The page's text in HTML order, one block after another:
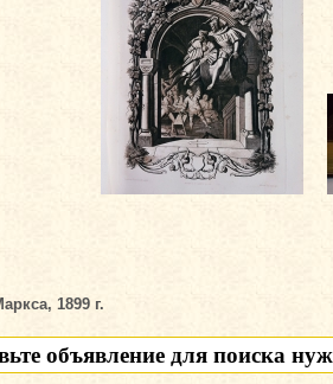
1899 г.
объявление для поиска